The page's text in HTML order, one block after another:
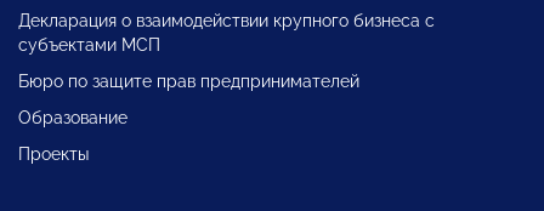
Декларация о взаимодействии крупного бизнеса с
субъектами МСП
Бюро по защите прав предпринимателей
Образование
Проекты